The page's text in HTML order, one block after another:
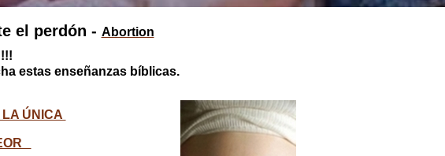
el perdón - Abortion
estas enseñanzas bíblicas.
ÚNICA